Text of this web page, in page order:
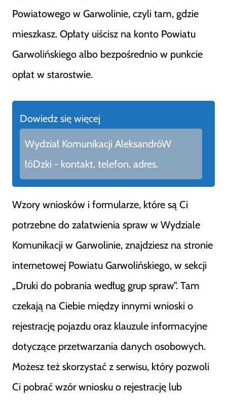
Powiatowego w Garwolinie, czyli tam, gdzie
mieszkasz. Opłaty uiścisz na konto Powiatu
Garwolińskiego albo bezpośrednio w punkcie
opłat w starostwie.
Dowiedz się więcej
Wydział Komunikacji AleksandróW
łóDzki - kontakt, telefon, adres.
Wzory wniosków i formularze, które są Ci
potrzebne do załatwienia spraw w Wydziale
Komunikacji w Garwolinie, znajdziesz na stronie
internetowej Powiatu Garwolińskiego, w sekcji
„Druki do pobrania według grup spraw”. Tam
czekają na Ciebie między innymi wnioski o
rejestrację pojazdu oraz klauzule informacyjne
dotyczące przetwarzania danych osobowych.
Możesz też skorzystać z serwisu, który pozwoli
Ci pobrać wzór wniosku o rejestrację lub